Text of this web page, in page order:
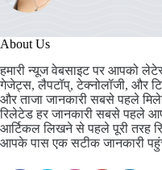
About Us
हमारी न्यूज वेबसाइट पर आपको
गेजेट्स, लैपटॉप्, टेक्नोलॉजी, और
और ताजा जानकारी सबसे पहले
रिलेटेड हर जानकारी सबसे पहले
आर्टिकल लिखने से पहले पूरी तरह
आपके पास एक सटीक जानकारी